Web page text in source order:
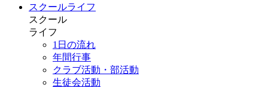
スクールライフ
スクール
ライフ
1日の流れ
年間行事
クラブ活動・部活動
生徒会活動